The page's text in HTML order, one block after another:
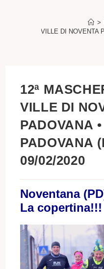
>
TRA LE VILLE DI NOVENTA
12ª
VILLE DI
PADOVANA
PADOVANA
09/02/2020
Noventana
La copertina!!!